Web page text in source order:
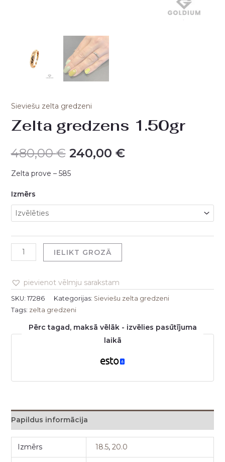
Sieviešu zelta gredzeni
Zelta gredzens 1.50gr
480,00€ 240,00 €
Zelta prove – 585
Izmērs
IELIKT GROZĀ
pievienot vēlmju sarakstam
SKU: 17286 Kategorijas: Sieviešu zelta gredzeni
Tags: zelta gredzeni
Pērc tagad, maksā vēlāk - izvēlies pasūtījuma
laikā
Papildus informācija
Izmērs 18.5,20.0